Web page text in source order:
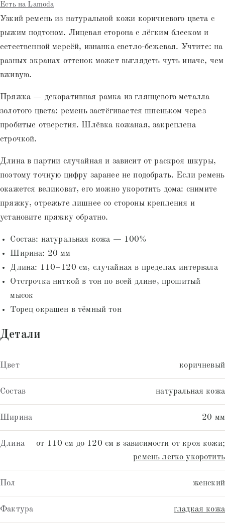
Есть на Lamoda
Узкий ремень из натуральной кожи коричневого цвета с
рыжим подтоном. Лицевая сторона с лёгким блеском и
естественной мереёй, изнанка светло-бежевая. Учтите: на
разных экранах оттенок может выглядеть чуть иначе, чем
вживую.
Пряжка — декоративная рамка из глянцевого металла
золотого цвета: ремень застёгивается шпеньком через
пробитые отверстия. Шлёвка кожаная, закреплена
строчкой.
Длина в партии случайная и зависит от раскроя шкуры,
поэтому точную цифру заранее не подобрать. Если ремень
окажется великоват, его можно укоротить дома: снимите
пряжку, отрежьте лишнее со стороны крепления и
установите пряжку обратно.
Состав: натуральная кожа — 100%
Ширина: 20 мм
Длина: 110–120 см, случайная в пределах интервала
Отстрочка ниткой в тон по всей длине, прошитый
мысок
Торец окрашен в тёмный тон
Детали
Цвет коричневый
Состав натуральная кожа
Ширина 20 мм
Длина
от 110 см до 120 см в зависимости от кроя кожи;
ремень легко укоротить
Пол женский
Фактура гладкая кожа